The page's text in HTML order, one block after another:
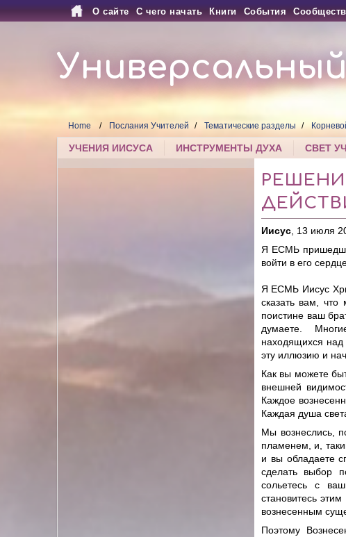
О сайте С чего начать Книги События
Home Послания Учителей Тематические разделы
УЧЕНИЯ ИИСУСА ИНСТРУМЕНТЫ ДУХА СВЕТ
Иисус, 13 июля
Я ЕСМЬ
войти в его
Я ЕСМЬ Иисус
сказать вам, что
поистине ваш
думаете.
находящихся над
эту иллюзию и
Как вы можете
внешней
Каждое
Каждая душа
Мы вознеслись,
пламенем, и,
и вы обладаете
сделать выбор
сольетесь с
становитесь
вознесенным
Поэтому